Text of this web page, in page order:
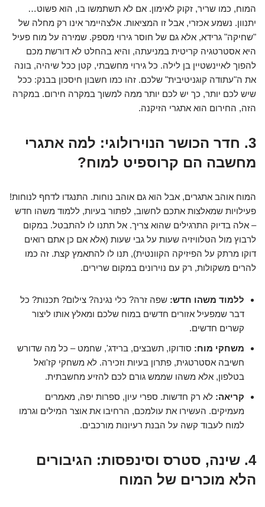
המוח, כמו שריר, זקוק לאימון. אם לא תשתמשו בו, הוא פשוט…
יתנוון. נשמע אכזרי, אבל זו המציאות. אלצהיימר אינו רק מחלה של
"שחיקה" גרידא, אלא גם של חוסר גירוי מספק. שמירה על מוח פעיל
היא אסטרטגיה קריטית במניעתה, והיא בהחלט לא דורשת מכם
להפוך לאיינשטיין בן לילה. כל גירוי מחשבתי, קטן ככל שיהיה, בונה
את ה"עתודה קוגניטיבית" שלכם. זהו כמו חשבון חיסכון בבנק: ככל
שיש לכם יותר, כך יש לכם יותר ממה למשוך במקרה חירום. במקרה
הזה, החירום הוא אתגרי הזיקנה.
3. חדר הכושר הנוירולוגי: למה אתגרי
מחשבה הם קרוספיט למוח?
המוח אוהב אתגרים, אבל הוא גם אוהב נוחות. התנגדו לדחף לנוחות!
פעילויות שמאלצות אתכם לחשוב, לפתור בעיות, ללמוד משהו חדש
– אלה בדיוק התרגילים שהוא צריך. אל תתנו לו להתבטל. במקום
לרבוץ מול הטלוויזיה שעות על גבי שעות (אלא אם כן אתם רואים
דוקו מרתק על הפיזיקה הקוונטית), תנו לו להתאמץ קצת. זה כמו
להרים משקולות, רק עם נוירונים במקום שרירים.
ללמוד משהו חדש: שפה זרה? כלי נגינה? צילום? תכנות? כל
דבר שמפעיל אזורים חדשים במוח שלכם ומאלץ אותו ליצור
קשרים חדשים.
משחקי מוח: סודוקו, תשבצים, ברידג', שחמט – כל מה שדורש
חשיבה אסטרטגית, פתרון בעיות וזכירה. לא משחקי קז'ואל
בטלפון, אלא משהו שממש גורם לכם להזיע מחשבתית.
קריאה: לא רק חדשות. ספרי עיון, ספרות יפה, מאמרים
מעמיקים. העשירו את עולמכם, הרחיבו את אוצר המילים וגרמו
למוח לעבוד קשה על הבנת רעיונות מורכבים.
4. שינה, סטרס וסינפסות: הגיבורים
הלא מוכרים של המוח